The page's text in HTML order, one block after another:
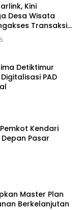
Kini
Desa Wisata
Transaksi
Detiktimur
PAD
Kendari
Pasar
Master Plan
Berkelanjutan